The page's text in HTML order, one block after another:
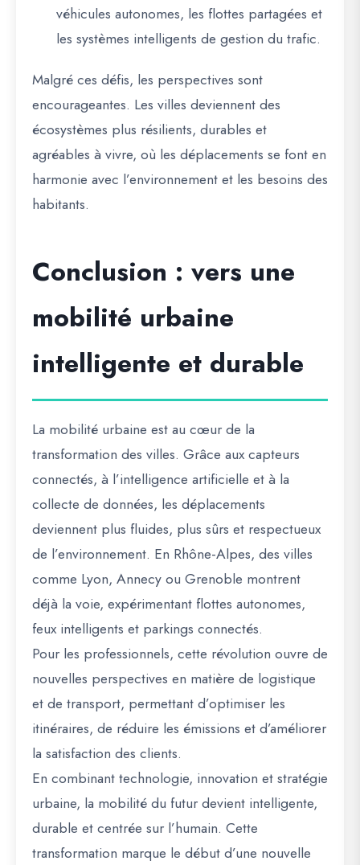
véhicules autonomes, les flottes partagées et
les systèmes intelligents de gestion du trafic.
Malgré ces défis, les perspectives sont
encourageantes. Les villes deviennent des
écosystèmes plus résilients, durables et
agréables à vivre, où les déplacements se font en
harmonie avec l’environnement et les besoins des
habitants.
Conclusion : vers une
mobilité urbaine
intelligente et durable
La mobilité urbaine est au cœur de la
transformation des villes. Grâce auxcapteurs
connectés, à l’intelligence artificielle et à la
collecte de données, les déplacements
deviennent plus fluides, plus sûrs et respectueux
de l’environnement. En Rhône-Alpes, des villes
comme Lyon, Annecy ou Grenoble montrent
déjà la voie, expérimentant flottes autonomes,
feux intelligents et parkings connectés.
Pour les professionnels, cette révolution ouvre de
nouvelles perspectives en matière de logistique
et de transport, permettant d’optimiser les
itinéraires, de réduire les émissions et d’améliorer
la satisfaction des clients.
En combinant technologie, innovation et stratégie
urbaine, la mobilité du futur devient intelligente,
durable et centrée sur l’humain. Cette
transformation marque le début d’une nouvelle